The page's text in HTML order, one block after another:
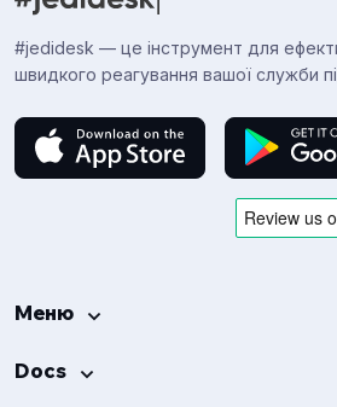
#jedidesk — це інструмент для
швидкого реагування вашої служби
Меню
Docs